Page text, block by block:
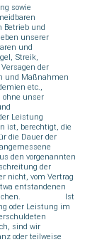
sowie
Betrieb und
unserer
und
Streik,
der
und Maßnahmen
etc.,
ohne unser
Leistung
ist, berechtigt, die
die Dauer der
den vorgenannten
der
nicht, vom Vertrag
entstandenen
zu machen. Ist
oder Leistung im
sind wir
oder teilweise